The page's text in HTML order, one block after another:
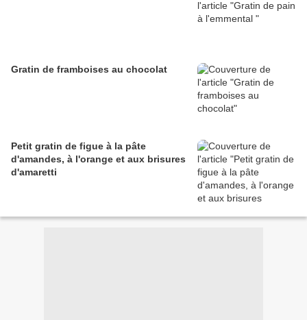
Gratin de framboises au chocolat
Petit gratin de figue à la pâte
d'amandes, à l'orange et aux brisures
d'amaretti